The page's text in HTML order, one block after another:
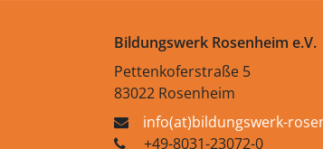
Bildungswerk Rosenheim e.V.
Pettenkoferstraße 5
83022 Rosenheim
info(at)bildungswerk-
+49-8031-23072-0